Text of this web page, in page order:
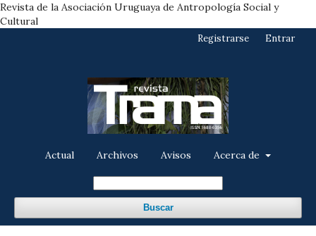
Revista de la Asociación Uruguaya de Antropología Social y
Cultural
Actual Archivos Avisos Acerca de
Buscar
Registrarse Entrar